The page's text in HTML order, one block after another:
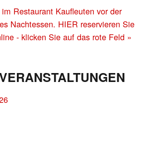
Restaurant Kaufleuten vor der
Nachtessen. HIER reservieren Sie
- klicken Sie auf das rote Feld »